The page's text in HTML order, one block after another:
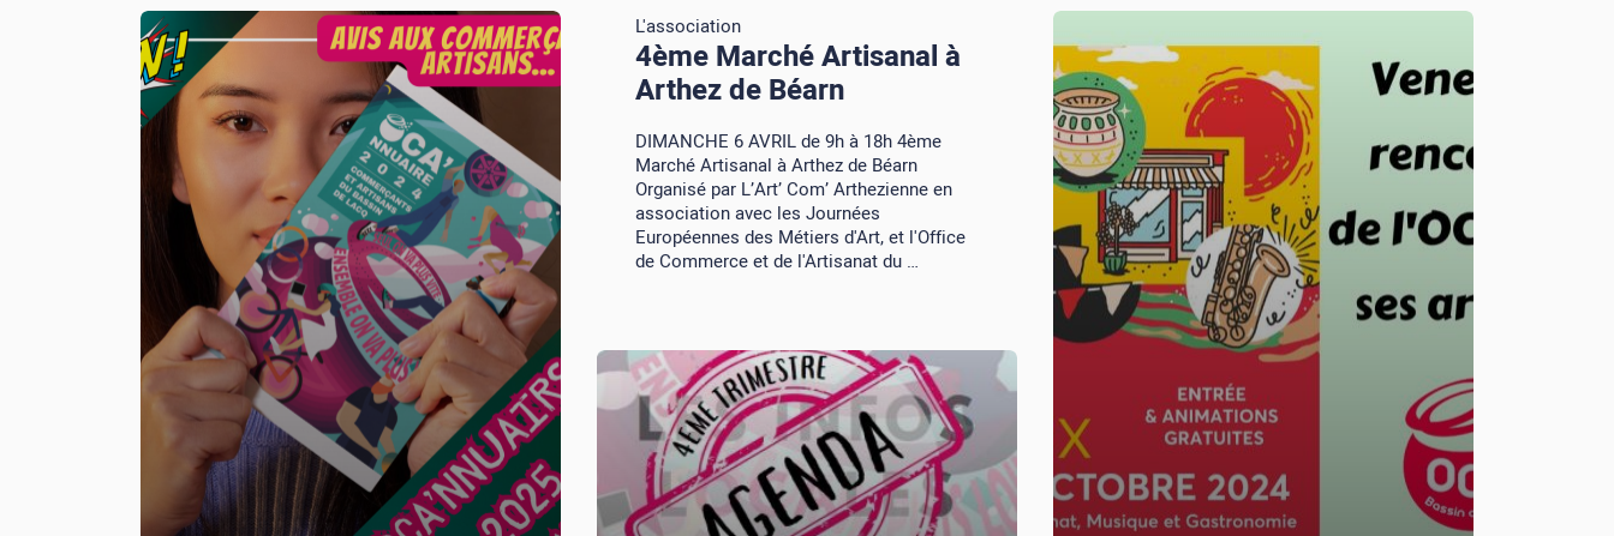
L'association
4ème Marché Artisanal à
Arthez de Béarn
DIMANCHE 6 AVRIL de 9h à 18h 4ème
Marché Artisanal à Arthez de Béarn
Organisé par L’Art’ Com’ Arthezienne en
association avec les Journées
Européennes des Métiers d'Art, et l'Office
de Commerce et de l'Artisanat du …